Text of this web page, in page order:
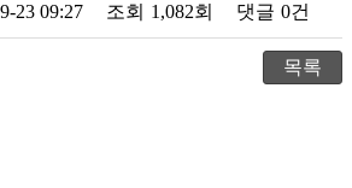
23 09:27 조회 1,082회 댓글 0건
목록